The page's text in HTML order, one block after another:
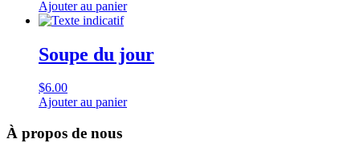
Ajouter au panier
Soupe du jour
$6.00
Ajouter au panier
À propos de nous